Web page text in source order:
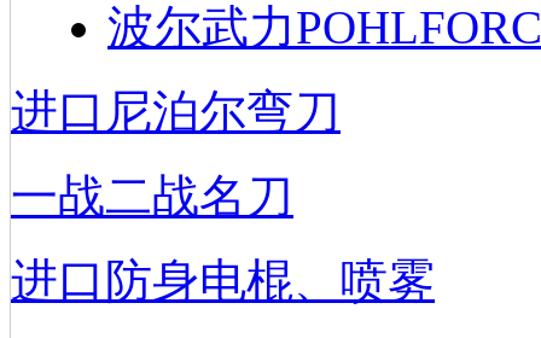
波尔武力
进口尼泊尔弯刀
一战二战名刀
进口防身电棍、喷雾